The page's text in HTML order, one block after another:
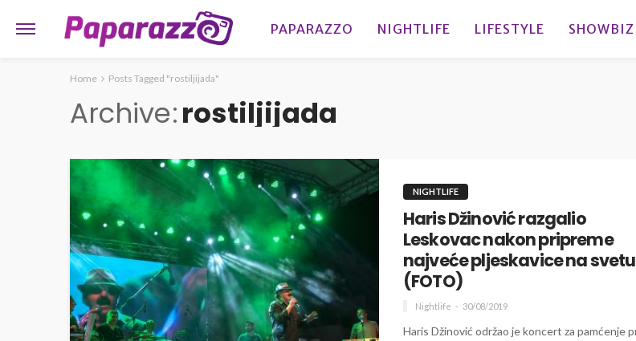
PAPARAZZO NIGHTLIFE LIFESTYLE SHOWBIZ
Home Posts Tagged "rostiljijada"
Archive rostiljijada
NIGHTLIFE
Haris Džinović razgalio
Leskovac nakon pripreme
najveće pljeskavice na svetu
(FOTO)
Nightlife 30/08/2019
Haris Džinović održao je koncert za pamćenje